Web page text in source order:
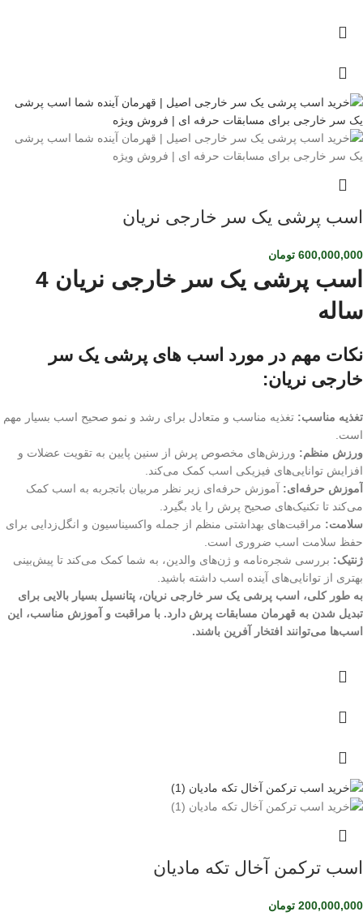
اسب پرشی یک سر خارجی نریان
600,000,000 تومان
اسب پرشی یک سر خارجی نریان 4
ساله
نکات مهم در مورد اسب های پرشی یک سر
خارجی نریان:
تغذیه مناسب: تغذیه مناسب و متعادل برای رشد و نمو صحیح اسب بسیار مهم
است.
ورزش منظم: ورزش‌های مخصوص پرش از سنین پایین به تقویت عضلات و
افزایش توانایی‌های فیزیکی اسب کمک می‌کند.
آموزش حرفه‌ای: آموزش حرفه‌ای زیر نظر مربیان باتجربه به اسب کمک
می‌کند تا تکنیک‌های صحیح پرش را یاد بگیرد.
سلامت: مراقبت‌های بهداشتی منظم از جمله واکسیناسیون و انگل‌زدایی برای
حفظ سلامت اسب ضروری است.
ژنتیک: بررسی شجره‌نامه و ژن‌های والدین، به شما کمک می‌کند تا پیش‌بینی
بهتری از توانایی‌های آینده اسب داشته باشید.
به طور کلی، اسب پرشی یک سر خارجی نریان، پتانسیل بسیار بالایی برای
تبدیل شدن به قهرمان مسابقات پرش دارد. با مراقبت و آموزش مناسب، این
اسب‌ها می‌توانند افتخار آفرین باشند.
اسب ترکمن آخال تکه مادیان
200,000,000 تومان